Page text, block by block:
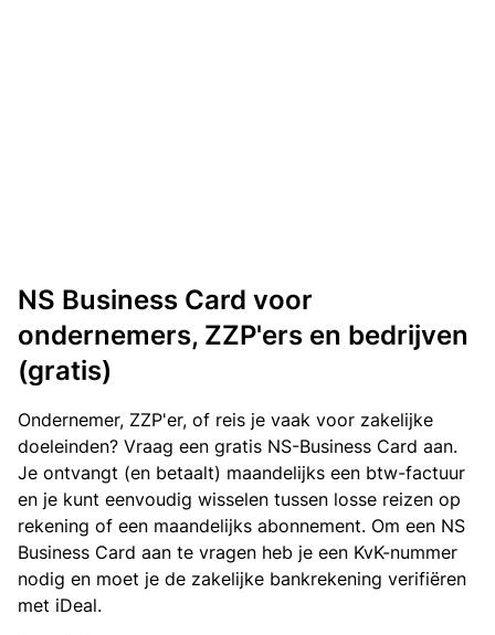
NS Business Card voor
ondernemers, ZZP'ers en bedrijven
(gratis)
Ondernemer, ZZP'er, of reis je vaak voor zakelijke
doeleinden? Vraag een gratis NS-Business Card aan.
Je ontvangt (en betaalt) maandelijks een btw-factuur
en je kunt eenvoudig wisselen tussen losse reizen op
rekening of een maandelijks abonnement. Om een NS
Business Card aan te vragen heb je een KvK-nummer
nodig en moet je de zakelijke bankrekening verifiëren
met iDeal.